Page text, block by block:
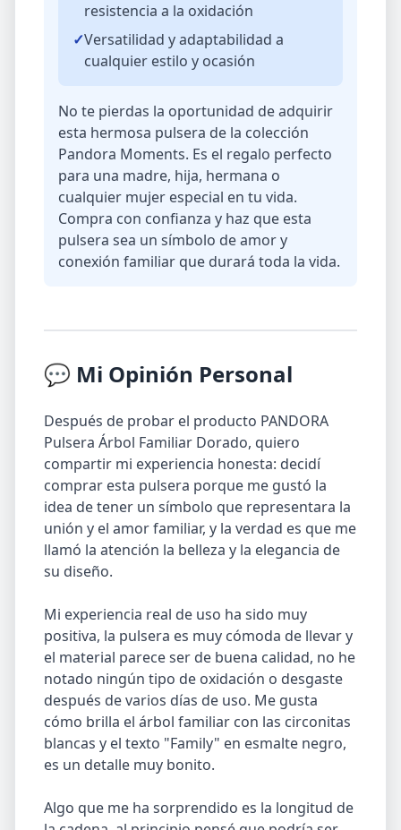
resistencia a la oxidación
✓Versatilidad y adaptabilidad a
cualquier estilo y ocasión
No te pierdas la oportunidad de adquirir
esta hermosa pulsera de la colección
Pandora Moments. Es el regalo perfecto
para una madre, hija, hermana o
cualquier mujer especial en tu vida.
Compra con confianza y haz que esta
pulsera sea un símbolo de amor y
conexión familiar que durará toda la vida.
💬 Mi Opinión Personal
Después de probar el producto PANDORA
Pulsera Árbol Familiar Dorado, quiero
compartir mi experiencia honesta: decidí
comprar esta pulsera porque me gustó la
idea de tener un símbolo que representara la
unión y el amor familiar, y la verdad es que me
llamó la atención la belleza y la elegancia de
su diseño.
Mi experiencia real de uso ha sido muy
positiva, la pulsera es muy cómoda de llevar y
el material parece ser de buena calidad, no he
notado ningún tipo de oxidación o desgaste
después de varios días de uso. Me gusta
cómo brilla el árbol familiar con las circonitas
blancas y el texto "Family" en esmalte negro,
es un detalle muy bonito.
Algo que me ha sorprendido es la longitud de